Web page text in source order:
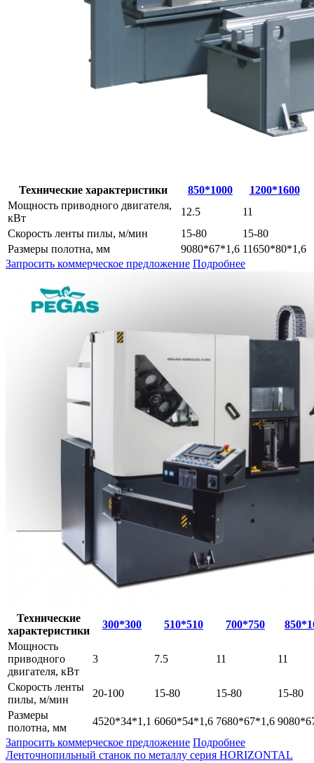
Технические характеристики 850*1000
1200*1600
Мощность приводного двигателя,
кВт
12.5
11
Скорость ленты пилы, м/мин
15-80
15-80
Размеры полотна, мм
9080*67*1,6 11650*80*1,6
Запросить коммерческое предложение Подробнее
Технические
характеристики
300*300 510*510 700*750
Мощность
приводного
двигателя, кВт
3 7.5 11 11
Скорость ленты
пилы, м/мин
20-100 15-80 15-80
15-80
Размеры
полотна, мм
4520*34*1,1 6060*54*1,6 7680*67*1,6
Запросить коммерческое предложение Подробнее
Ленточнопильный станок по металлу серия HORIZONTAL